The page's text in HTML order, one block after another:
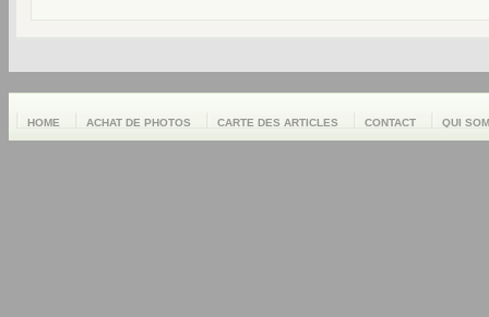
HOME ACHAT DE PHOTOS CARTE DES ARTICLES CONTACT QUI